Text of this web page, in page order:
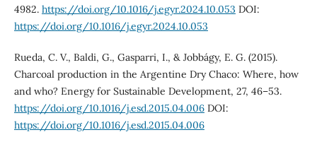
4982. https://doi.org/10.1016/j.egyr.2024.10.053 DOI:
https://doi.org/10.1016/j.egyr.2024.10.053
Rueda, C. V., Baldi, G., Gasparri, I., & Jobbágy, E. G. (2015).
Charcoal production in the Argentine Dry Chaco: Where, how
and who? Energy for Sustainable Development, 27, 46–53.
https://doi.org/10.1016/j.esd.2015.04.006DOI:
https://doi.org/10.1016/j.esd.2015.04.006